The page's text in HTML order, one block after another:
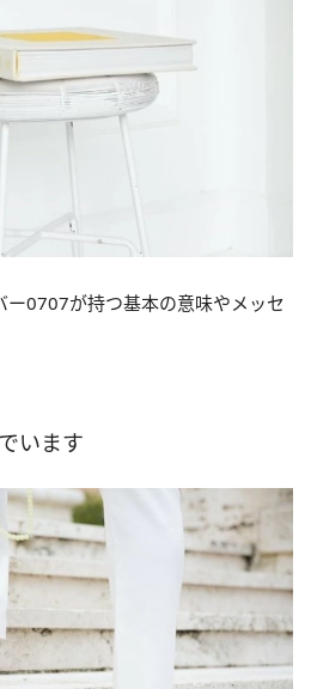
ー0707が持つ基本の意味やメッセ
います